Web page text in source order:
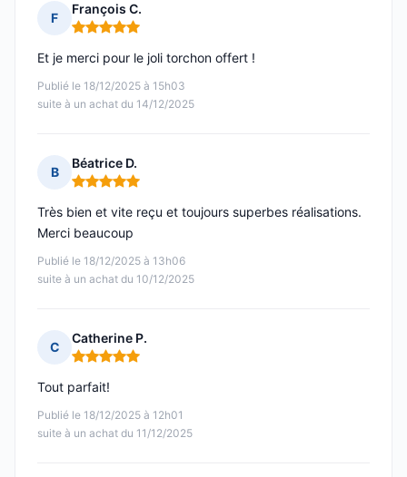
F
François C.
Note : 5 sur 5
Publié le 18/12/2025 à 15h03
suite à un achat du 14/12/2025
Et je merci pour le joli torchon offert !
B
Béatrice D.
Note : 5 sur 5
Publié le 18/12/2025 à 13h06
suite à un achat du 10/12/2025
Très bien et vite reçu et toujours superbes réalisations.
Merci beaucoup
C
Catherine P.
Note : 5 sur 5
Publié le 18/12/2025 à 12h01
suite à un achat du 11/12/2025
Tout parfait!